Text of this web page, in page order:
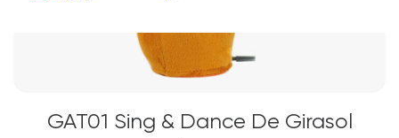
GAT01 Sing & Dance De Girasol